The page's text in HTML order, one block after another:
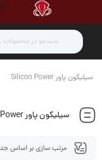
سیلیکون پاور Silicon Power
سیلیکون پاور Silicon Power